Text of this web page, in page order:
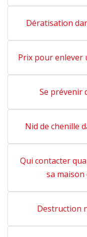
Dératisation
Prix pour enlever
Se prévenir
Nid de chenille
Qui contacter
sa
Destruction